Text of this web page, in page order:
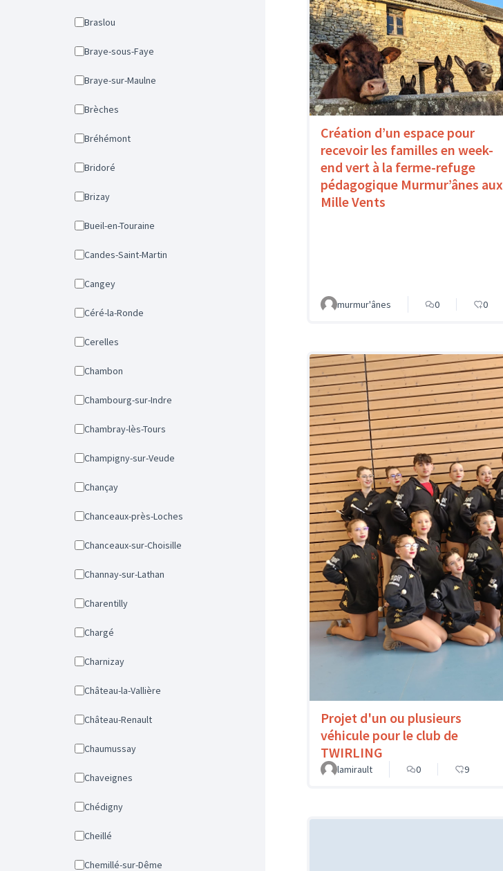
Braslou
Braye-sous-Faye
Braye-sur-Maulne
Brèches
Bréhémont
Bridoré
Brizay
Bueil-en-Touraine
Candes-Saint-Martin
Cangey
Céré-la-Ronde
Cerelles
Chambon
Chambourg-sur-Indre
Chambray-lès-Tours
Champigny-sur-Veude
Chançay
Chanceaux-près-Loches
Chanceaux-sur-Choisille
Channay-sur-Lathan
Charentilly
Chargé
Charnizay
Château-la-Vallière
Château-Renault
Chaumussay
Chaveignes
Chédigny
Cheillé
Chemillé-sur-Dême
Création d’un espace pour
recevoir les familles en week-
end vert à la ferme-refuge
pédagogique Murmur’ânes aux
Mille Vents
murmur'ânes 0 0
Projet d'un ou plusieurs
véhicule pour le club de
TWIRLING
lamirault 0 9